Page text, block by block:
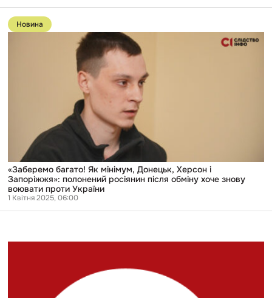
втрату
сина
Перейти
до
публікації
обміну
хоче
знову
воювати
проти
України
Новина
«Заберемо багато! Як мінімум, Донецьк, Херсон і
Запоріжжя»: полонений росіянин після обміну хоче знову
воювати проти України
1 Квітня 2025, 06:00